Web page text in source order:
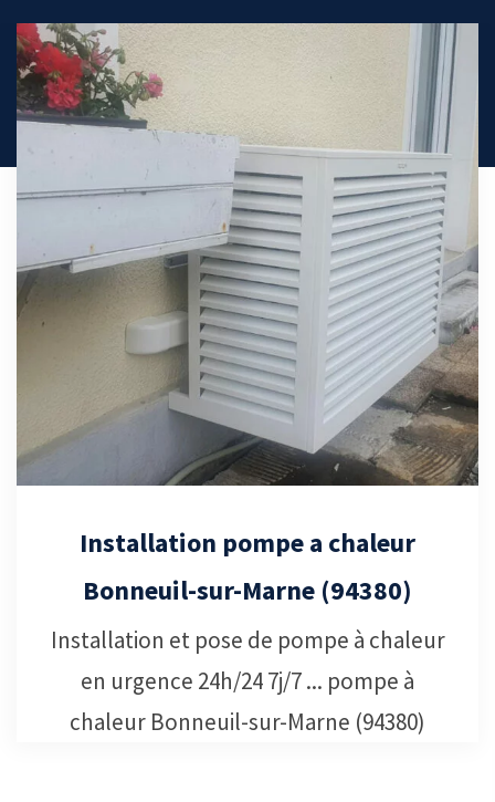
Installation pompe a chaleur
Bonneuil-sur-Marne (94380)
Installation et pose de pompe à chaleur
en urgence 24h/24 7j/7 ... pompe à
chaleur Bonneuil-sur-Marne (94380)